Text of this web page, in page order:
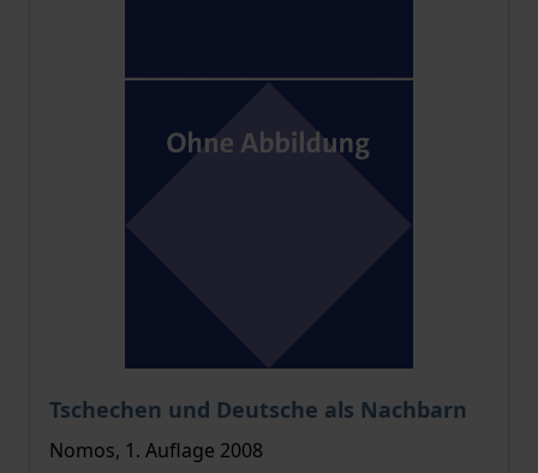
Tschechen und Deutsche als Nachbarn
Der Preis dieses Titels richtet sich nach der
Nomos, 1. Auflage 2008